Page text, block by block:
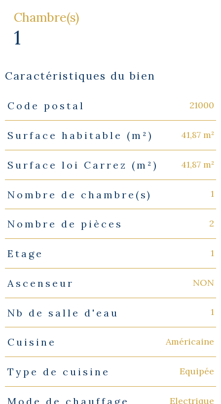
Chambre(s)
1
Caractéristiques du bien
Caractéristiques Valeurs
Code postal 21000
Surface habitable (m²) 41,87 m²
Surface loi Carrez (m²) 41,87 m²
Nombre de chambre(s) 1
Nombre de pièces 2
Etage 1
Ascenseur NON
Nb de salle d'eau 1
Cuisine Américaine
Type de cuisine Equipée
Mode de chauffage Electrique